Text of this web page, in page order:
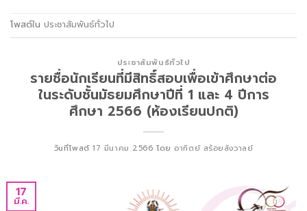
โพสต์ใน ประชาสัมพันธ์ทั่วไป
ประชาสัมพันธ์ทั่วไป
รายชื่อนักเรียนที่มีสิทธิ์สอบเพื่อเข้าศึกษาต่อ
ในระดับชั้นมัธยมศึกษาปีที่ 1 และ 4 ปีการ
ศึกษา 2566 (ห้องเรียนปกติ)
วันที่โพสต์17 มีนาคม 2566 โดย อาทิตย์ สร้อยสังวาลย์
17
มี.ค.